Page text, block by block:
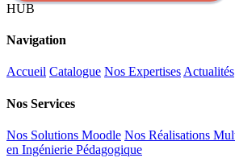
HUB
Navigation
Accueil Catalogue Nos Expertises Actualités
Nos Services
Nos Solutions Moodle Nos Réalisations
en Ingénierie Pédagogique